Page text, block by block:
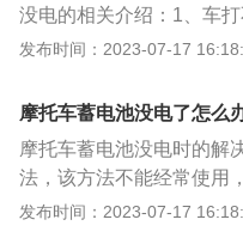
没电的相关介绍：1、车
电，汽车被私自改装，也
熟悉也是最有效的应急起
器都有一定的伤害，自动
发布时间：2023-07-17
摩托车蓄电池没电了怎么
摩托车蓄电池没电时的解
法，该方法不能经常使用
使用该方法。推车启动一
发布时间：2023-07-17